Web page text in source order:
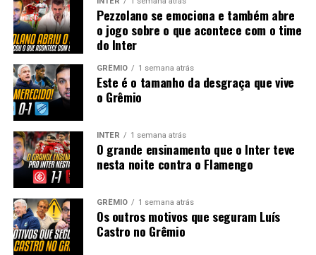
Pezzolano se emociona e também abre
o jogo sobre o que acontece com o time
do Inter
GRÊMIO 1 semana atrás
Este é o tamanho da desgraça que vive
o Grêmio
INTER 1 semana atrás
O grande ensinamento que o Inter teve
nesta noite contra o Flamengo
GRÊMIO 1 semana atrás
Os outros motivos que seguram Luís
Castro no Grêmio